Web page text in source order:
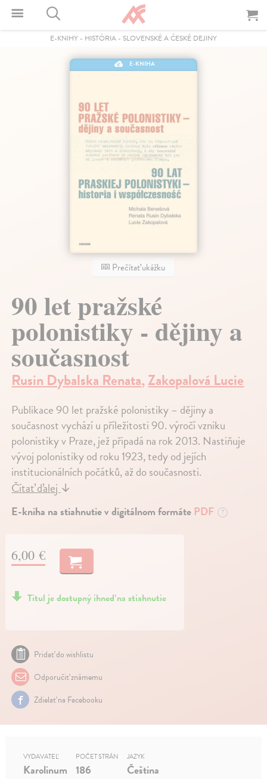
E-KNIHY - HISTÓRIA - SLOVENSKÉ A ČESKÉ DEJINY
E-KNIHA
Prečítať ukážku
90 let pražské
polonistiky - dějiny a
současnost
Rusin Dybalska Renata,Zakopalová Lucie
Publikace 90 let pražské polonistiky – dějiny a
současnost vychází u příležitosti 90. výročí vzniku
polonistiky v Praze, jež připadá na rok 2013. Nastiňuje
vývoj polonistiky od roku 1923, tedy od jejích
institucionálních počátků, až do současnosti.
Čítať ďalej↓
E-kniha na stiahnutie v digitálnom formáte PDF ?
6,00 €
Titul je dostupný ihneď na stiahnutie
Pridať do wishlistu
Odporučiť známemu
Zdielať na Facebooku
VYDAVATEĽ
Karolinum
POČET STRÁN
186
JAZYK
Čeština